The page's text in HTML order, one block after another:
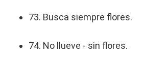
73. Busca siempre flores.
74. No llueve - sin flores.